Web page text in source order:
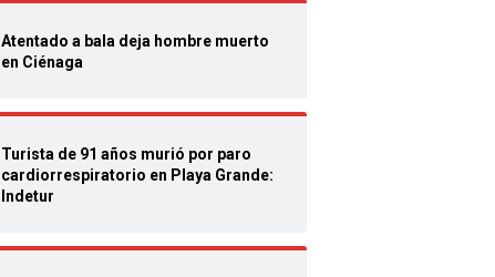
Atentado a bala deja hombre muerto
en Ciénaga
Turista de 91 años murió por paro
cardiorrespiratorio en Playa Grande:
Indetur